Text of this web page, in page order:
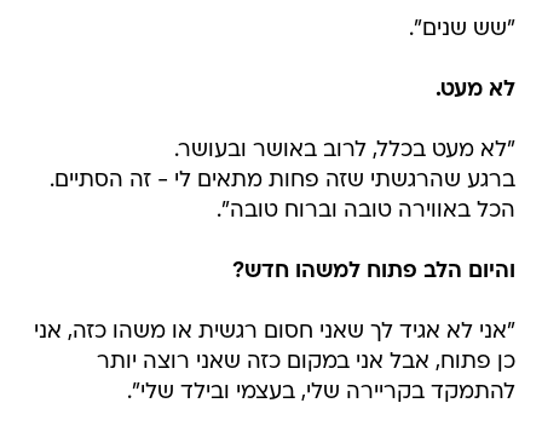
"שש שנים".
לא מעט.
"לא מעט בכלל, לרוב באושר ובעושר.
ברגע שהרגשתי שזה פחות מתאים לי - זה הסתיים.
הכל באווירה טובה וברוח טובה".
והיום הלב פתוח למשהו חדש?
"אני לא אגיד לך שאני חסום רגשית או משהו כזה, אני
כן פתוח, אבל אני במקום כזה שאני רוצה יותר
להתמקד בקריירה שלי, בעצמי ובילד שלי".